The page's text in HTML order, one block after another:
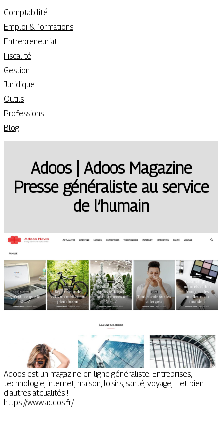
Comptabilité
Emploi & formations
Entrepreneuriat
Fiscalité
Gestion
Juridique
Outils
Professions
Blog
Adoos | Adoos Magazine
Presse généraliste au service
de l’humain
Adoos est un magazine en ligne généraliste. Entreprises,
technologie, internet, maison, loisirs, santé, voyage, ... et bien
d'autres atcualités !
https://www.adoos.fr/